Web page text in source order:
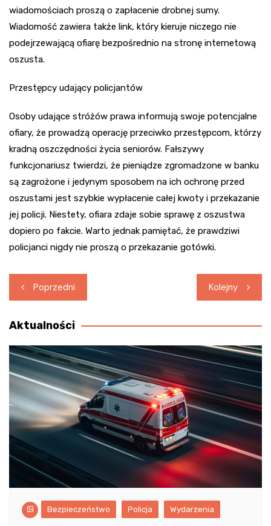
wiadomościach proszą o zapłacenie drobnej sumy.
Wiadomość zawiera także link, który kieruje niczego nie
podejrzewającą ofiarę bezpośrednio na stronę internetową
oszusta.
Przestępcy udający policjantów
Osoby udające stróżów prawa informują swoje potencjalne
ofiary, że prowadzą operację przeciwko przestępcom, którzy
kradną oszczędności życia seniorów. Fałszywy
funkcjonariusz twierdzi, że pieniądze zgromadzone w banku
są zagrożone i jedynym sposobem na ich ochronę przed
oszustami jest szybkie wypłacenie całej kwoty i przekazanie
jej policji. Niestety, ofiara zdaje sobie sprawę z oszustwa
dopiero po fakcie. Warto jednak pamiętać, że prawdziwi
policjanci nigdy nie proszą o przekazanie gotówki.
Nawigacja
wpisu
Poprzedni Kolejny
Aktualności
Bezpieczeństwo Policja Wydarzenia